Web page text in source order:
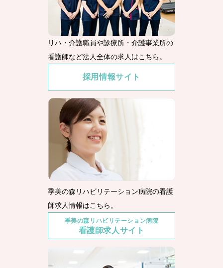
リハ・介護職員や診療所・介護事業所の
看護師など法人全体の求人はこちら。
採用情報サイト
季美の森リハビリテーション病院の看護
師求人情報はこちら。
季美の森リハビリテーション病院
看護師求人サイト